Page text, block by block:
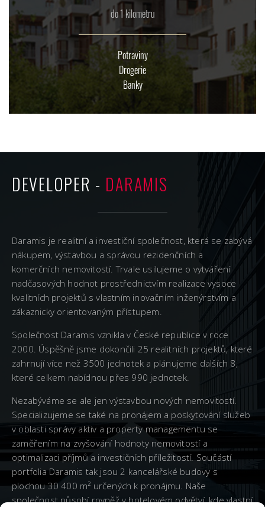
do 1 kilometru
Potraviny
Drogerie
Banky
DEVELOPER - DARAMIS
Daramis je realitní a investiční společnost, která se zabývá
nákupem, výstavbou a správou rezidenčních a
komerčních nemovitostí. Trvale usilujeme o vytváření
nadčasových hodnot prostřednictvím realizace vysoce
kvalitních projektů s vlastním inovačním inženýrstvím a
zákaznicky orientovaným přístupem.
Společnost Daramis vznikla v České republice v roce
2000. Úspěšně jsme dokončili 25 realitních projektů, které
zahrnují více než 3500 jednotek a plánujeme dalších 8,
které celkem nabídnou přes 990 jednotek.
Nezabýváme se ale jen výstavbou nových nemovitostí.
Specializujeme se také na pronájem a poskytování služeb
v oblasti správy aktiv a property managementu se
zaměřením na zvyšování hodnoty nemovitostí a
optimalizaci příjmů a investičních příležitostí. Součástí
portfolia Daramis tak jsou 2 kancelářské budovy s
plochou 30 400 m² určených k pronájmu. Naše
společnost působí rovněž v hotelovém odvětví, kde vlastní